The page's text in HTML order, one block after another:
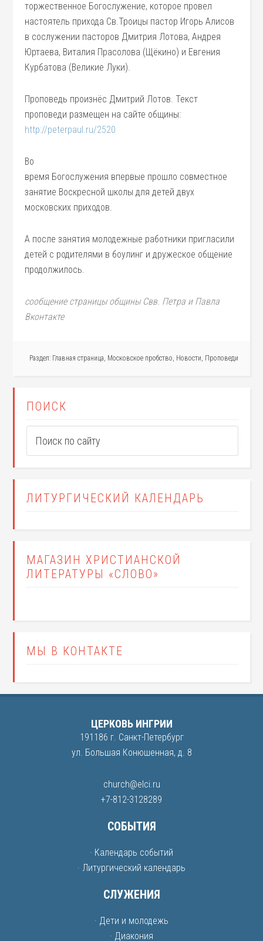
торжественное Богослужение, которое провел
настоятель прихода Св.Троицы пастор Игорь Алисов
в сослужении пасторов Дмитрия Лотова, Андрея
Юртаева, Виталия Прасолова (Щёкино) и Евгения
Курбатова (Великие Луки).
Проповедь произнёс Дмитрий Лотов. Текст
проповеди размещен на сайте общины:
http://peterpaul.ru/2520
Во
время Богослужения впервые прошло совместное
занятие Воскресной школы для детей двух
московских приходов.
А после занятия молодежные работники пригласили
детей с родителями в боулинг и дружеское общение
продолжилось.
сообщение страницы общины Свв. Петра и Павла
Вконтакте
Раздел: Главная страница, Московское пробство, Новости, Проповеди
ПОИСК
ЛИТУРГИЧЕСКИЙ КАЛЕНДАРЬ
МАГАЗИН ХРИСТИАНСКОЙ
ЛИТЕРАТУРЫ «СЛОВО»
МЫ В КОНТАКТЕ
ЦЕРКОВЬ ИНГРИИ
191186 г. Санкт-Петербург
ул. Большая Конюшенная, д. 8
church@elci.ru
+7-812-3128289
СОБЫТИЯ
· Календарь событий
· Литургический календарь
СЛУЖЕНИЯ
· Дети и молодежь
· Диакония